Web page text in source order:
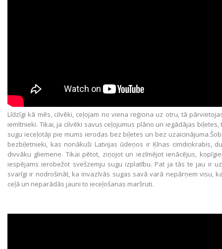
Līdzīgi kā mēs, cilvēki, ceļojam no viena reģiona uz otru, tā
iemītnieki. Tikai, ja cilvēki savus ceļojumus plāno un iegādājas biļetes,
sugu ieceļotāji pie mums ierodas bez biļetes un bez
bezbiļetnieki, kas nonākuši Latvijas ūdeņos ir Ķīnas cimdiņkrabis,
divvāku gliemene. Tikai pētot, ziņojot un iezīmējot ienācējus,
iespējams ierobežot svešzemju sugu izplatību. Pat ja tās te jau ir
svarīgi ir nodrošināt, ka invazīvās sugas savā varā nepārņem visu,
ceļā un neparādās jauni to ieceļošanas maršruti.